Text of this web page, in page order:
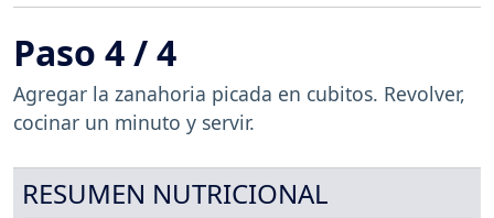
Paso 4 / 4
Agregar la zanahoria picada en cubitos. Revolver,
cocinar un minuto y servir.
RESUMEN NUTRICIONAL